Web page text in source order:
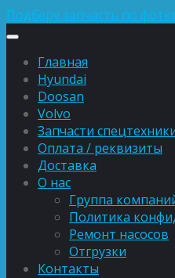
Подберу запчасть по
Главная
Hyundai
Doosan
Volvo
Запчасти
Оплата / реквизиты
Доставка
О нас
Группа
Политика
Ремонт насосов
Отгрузки
Контакты